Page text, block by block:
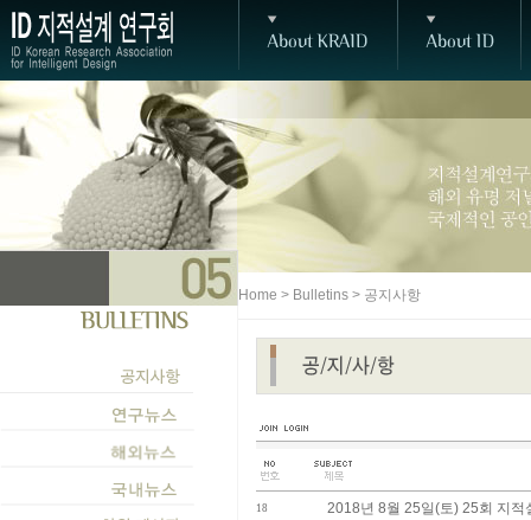
Home > Bulletins > 공지사항
18 2018년 8월 25일(토) 25회 지적